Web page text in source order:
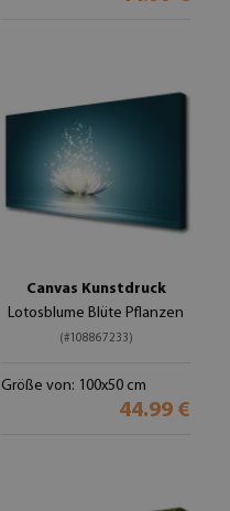
Canvas Kunstdruck
Lotosblume Blüte Pflanzen
(#108867233)
Größe von: 100x50 cm
44.99 €